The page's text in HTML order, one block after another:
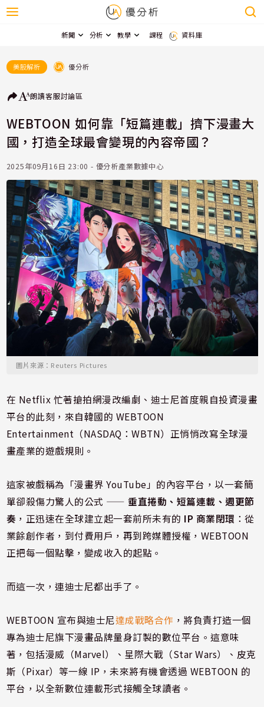
新聞 分析 教學 課程 資料庫
美股解析 優分析
朗讀客服討論區
WEBTOON 如何靠「短篇連載」擠下漫畫大
國，打造全球最會變現的內容帝國？
2025年09月16日 23:00 - 優分析產業數據中心
圖片來源：Reuters Pictures
在 Netflix 忙著搶拍網漫改編劇、迪士尼首度親自投資漫畫
平台的此刻，來自韓國的 WEBTOON
Entertainment（NASDAQ：WBTN）正悄悄改寫全球漫
畫產業的遊戲規則。
這家被戲稱為「漫畫界 YouTube」的內容平台，以一套簡
單卻殺傷力驚人的公式 ——垂直捲動、短篇連載、週更節
奏 ，正迅速在全球建立起一套前所未有的 IP 商業閉環 ：從
業餘創作者，到付費用戶，再到跨媒體授權，WEBTOON
正把每一個點擊，變成收入的起點。
而這一次，連迪士尼都出手了。
WEBTOON 宣布與迪士尼達成戰略合作 ，將負責打造一個
專為迪士尼旗下漫畫品牌量身訂製的數位平台。這意味
著，包括漫威（Marvel）、星際大戰（Star Wars）、皮克
斯（Pixar）等一線 IP，未來將有機會透過 WEBTOON 的
平台，以全新數位連載形式接觸全球讀者。